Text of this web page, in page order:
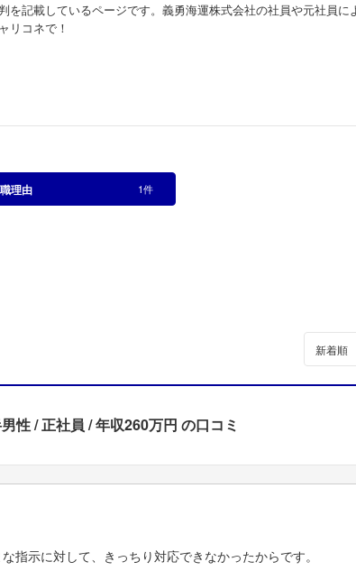
を記載しているページです。義勇海運株式会社の社員や元社員
リコネで！
理由 1件
新着順
性 正社員 年収260万円 の口コミ
指示に対して、きっちり対応できなかったからです。